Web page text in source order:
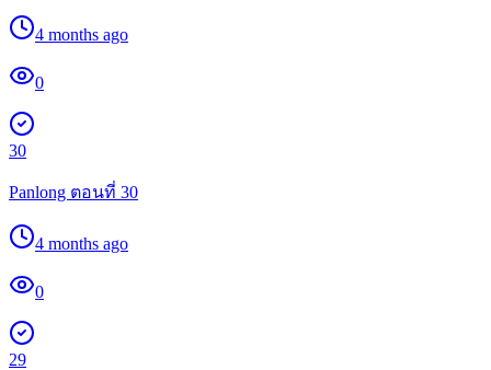
4 months ago
0
30
Panlong ตอนที่ 30
4 months ago
0
29